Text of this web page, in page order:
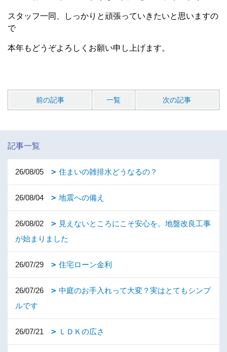
スタッフ一同、しっかりと頑張っていきたいと思いますの
で
本年もどうぞよろしくお願い申し上げます。
前の記事 一覧 次の記事
記事一覧
26/08/05 住まいの雑排水どうなるの？
26/08/04 地震への備え
26/08/02
見えないところにこそ安心を。地盤改良工事
が始まりました
26/07/29 住宅ローン金利
26/07/26
中庭のお手入れって大変？実はとてもシンプ
ルです
26/07/21 ＬＤＫの広さ